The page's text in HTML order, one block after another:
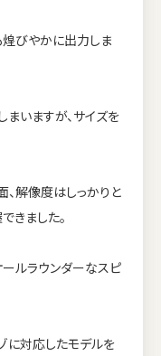
びやかに出力しま
いますが、サイズを
解像度はしっかりと
きました。
ールラウンダーなスピ
に対応したモデルを